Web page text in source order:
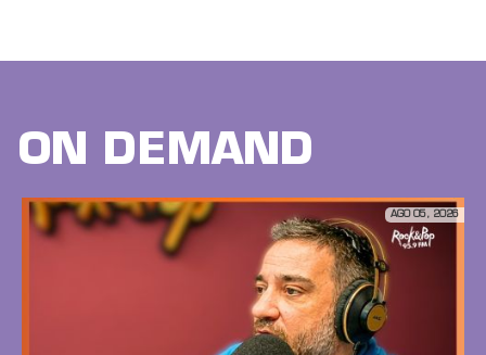
ON DEMAND
AGO 05, 2026